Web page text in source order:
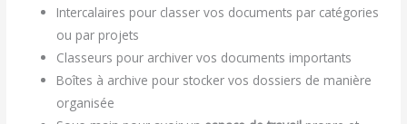
Intercalaires pour classer vos documents par catégories
ou par projets
Classeurs pour archiver vos documents importants
Boîtes à archive pour stocker vos dossiers de manière
organisée